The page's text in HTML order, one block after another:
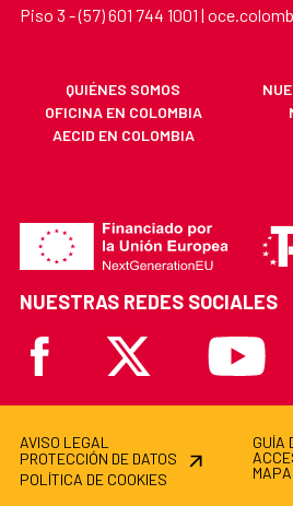
Piso 3 - (57) 601 744 1001 |
QUIÉNES SOMOS
OFICINA EN COLOMBIA
AECID EN COLOMBIA
NUESTRAS REDES SOCIALES
Facebook X Youtube
AVISO LEGAL
PROTECCIÓN DE DATOS
POLÍTICA DE COOKIES
GUÍA